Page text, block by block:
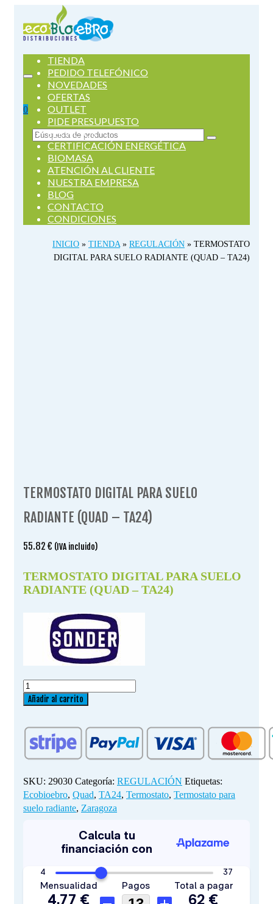
0
Buscar
por:
TIENDA
PEDIDO TELEFÓNICO
NOVEDADES
OFERTAS
OUTLET
PIDE PRESUPUESTO
SERVICIOS
CERTIFICACIÓN ENERGÉTICA
BIOMASA
ATENCIÓN AL CLIENTE
NUESTRA EMPRESA
BLOG
CONTACTO
CONDICIONES
INICIO » TIENDA » REGULACIÓN » TERMOSTATO
DIGITAL PARA SUELO RADIANTE (QUAD – TA24)
TERMOSTATO DIGITAL PARA SUELO
RADIANTE (QUAD – TA24)
55.82 € (IVA incluido)
TERMOSTATO DIGITAL PARA SUELO
RADIANTE (QUAD – TA24)
TERMOSTATO
DIGITAL
SUELO
RADIANTE
(QUAD
TA24)
cantidad
Añadir al carrito
SKU: 29030 Categoría: REGULACIÓN Etiquetas:
Ecobioebro, Quad, TA24, Termostato, Termostato para
suelo radiante, Zaragoza